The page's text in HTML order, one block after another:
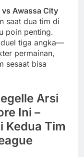
Awassa City
saat dua tim di
poin penting.
duel tiga angka—
permainan,
sesaat bisa
Arsi
Ini –
Kedua Tim